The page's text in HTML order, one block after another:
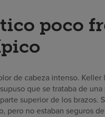
poco
de cabeza intenso.
que se trataba de
superior de los brazos.
pero no estaban seguros